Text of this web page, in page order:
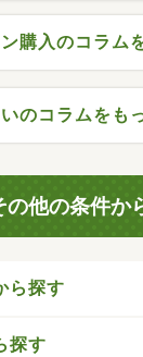
購入のコラム
のコラムをも
の他の条件か
ら探す
探す